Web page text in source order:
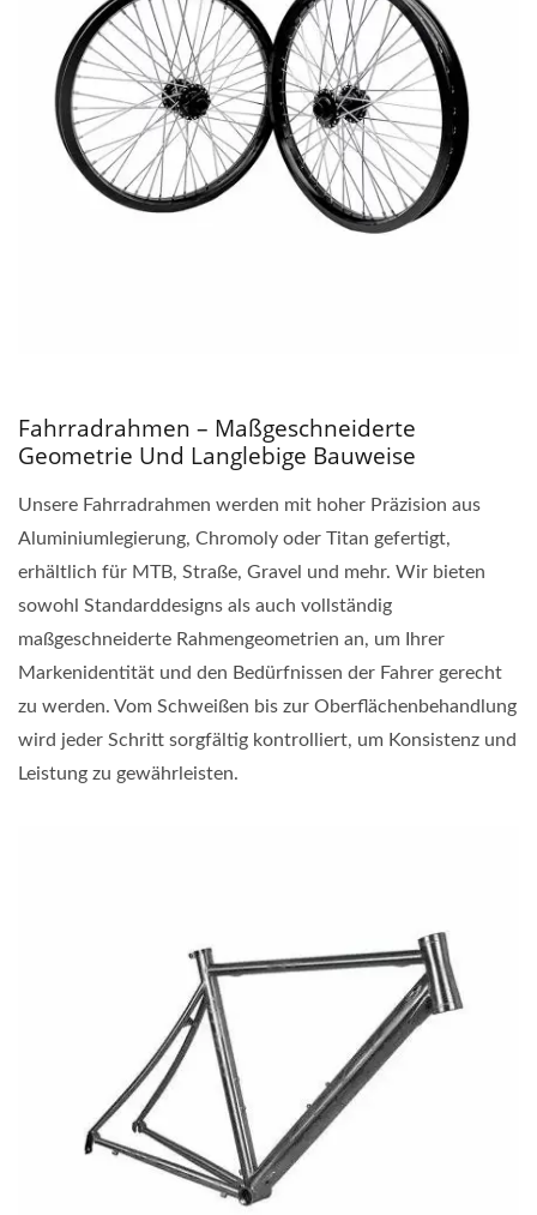
Fahrradrahmen – Maßgeschneiderte
Geometrie Und Langlebige Bauweise
Unsere Fahrradrahmen werden mit hoher Präzision aus
Aluminiumlegierung, Chromoly oder Titan gefertigt,
erhältlich für MTB, Straße, Gravel und mehr. Wir bieten
sowohl Standarddesigns als auch vollständig
maßgeschneiderte Rahmengeometrien an, um Ihrer
Markenidentität und den Bedürfnissen der Fahrer gerecht
zu werden. Vom Schweißen bis zur Oberflächenbehandlung
wird jeder Schritt sorgfältig kontrolliert, um Konsistenz und
Leistung zu gewährleisten.